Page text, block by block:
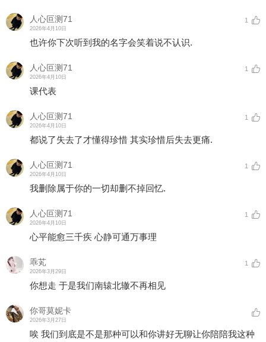
人心叵测71
2026年4月10日
1
也许你下次听到我的名字会笑着说不认识.
人心叵测71
2026年4月10日
1
课代表
人心叵测71
2026年4月10日
1
都说了失去了才懂得珍惜 其实珍惜后失去更痛.
人心叵测71
2026年4月10日
1
我删除属于你的一切却删不掉回忆.
人心叵测71
2026年4月10日
1
心平能愈三千疾 心静可通万事理
乖芄
2026年3月29日
1
你想走 于是我们南辕北辙不再相见
你哥莫妮卡
2026年3月27日
唉 我们到底是不是那种可以和你讲好无聊让你陪陪我这种